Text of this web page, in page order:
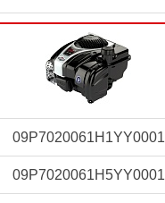
09P7020061H1YY0001
09P7020061H5YY0001